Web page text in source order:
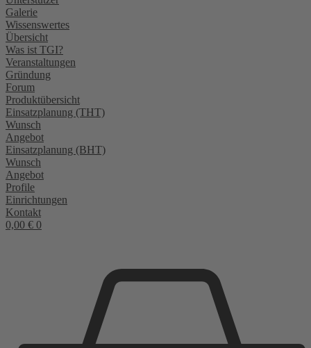
Galerie
Wissenswertes
Übersicht
Was ist TGI?
Veranstaltungen
Gründung
Forum
Produktübersicht
Einsatzplanung (THT)
Wunsch
Angebot
Einsatzplanung (BHT)
Wunsch
Angebot
Profile
Einrichtungen
Kontakt
0,00 € 0